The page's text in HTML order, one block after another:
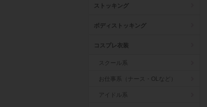
ストッキング
ボディストッキング
コスプレ衣装
スクール系
お仕事系（ナース・OLなど）
アイドル系